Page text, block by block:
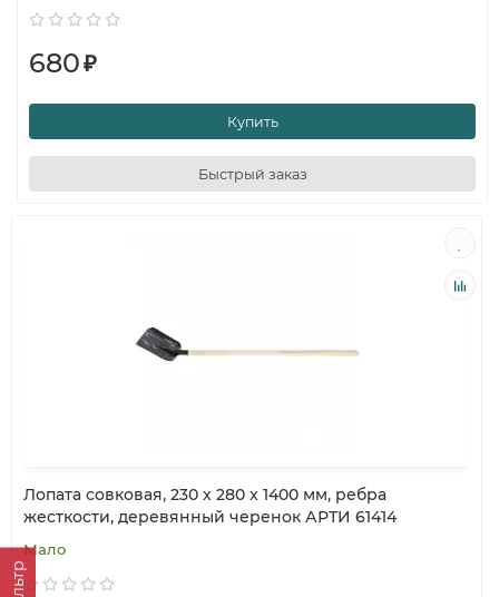
680₽
Купить
Быстрый заказ
Лопата совковая, 230 x 280 x 1400 мм, ребра
жесткости, деревянный черенок АРТИ 61414
Мало